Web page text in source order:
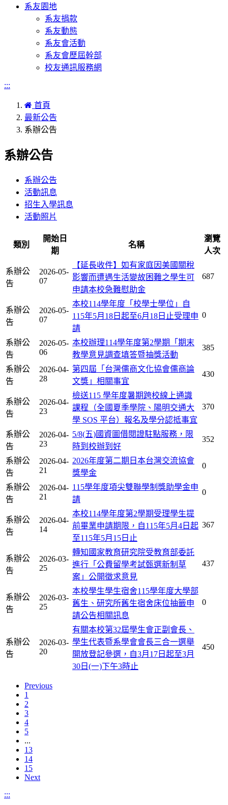
系友園地
系友捐款
系友動態
系友會活動
系友會歷屆幹部
校友通訊服務網
:::
首頁
最新公告
系辦公告
系辦公告
系辦公告
活動訊息
招生入學訊息
活動照片
類別
開始日
期
名稱
瀏覽
人次
系辦公
告
2026-05-
07
【延長收件】如有家庭因美國關稅
影響而遭遇生活變故困難之學生可
申請本校急難慰助金
687
系辦公
告
2026-05-
07
本校114學年度「校學士學位」自
115年5月18日起至6月18日止受理申
請
0
系辦公
告
2026-05-
06
本校辦理114學年度第2學期「期末
教學意見調查填答暨抽獎活動
385
系辦公
告
2026-04-
28
第四屆「台灣儒商文化協會儒商論
文獎」相關事宜
430
系辦公
告
2026-04-
23
檢送115 學年度暑期跨校線上通識
課程（全國夏季學院、陽明交通大
學 SOS 平台）報名及學分認抵事宜
370
系辦公
告
2026-04-
23
5/8(五)國資圖借閱證駐點服務，限
時到校辦到好
352
系辦公
告
2026-04-
21
2026年度第二期日本台灣交流協會
獎學金
0
系辦公
告
2026-04-
21
115學年度項尖雙聯學制獎助學金申
請
0
系辦公
告
2026-04-
14
本校114學年度第2學期受理學生提
前畢業申請期限，自115年5月4日起
至115年5月15日止
367
系辦公
告
2026-03-
25
轉知國家教育研究院受教育部委託
進行「公費留學考試甄選新制草
案」公開徵求意見
437
系辦公
告
2026-03-
25
本校學生學生宿舍115學年度大學部
舊生、研究所舊生宿舍床位抽籤申
請公告相關訊息
0
系辦公
告
2026-03-
20
有關本校第32屆學生會正副會長、
學生代表暨系學會會長三合一選舉
開放登記參選，自3月17日起至3月
30日(一)下午3時止
450
Previous
1
2
3
4
5
...
13
14
15
Next
:::